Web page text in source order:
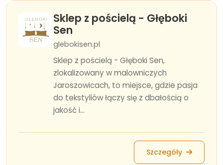
Sklep z pościelą - Głęboki
Sen
glebokisen.pl
Sklep z pościelą - Głęboki Sen,
zlokalizowany w malowniczych
Jaroszowicach, to miejsce, gdzie pasja
do tekstyliów łączy się z dbałością o
jakość i...
Szczegóły